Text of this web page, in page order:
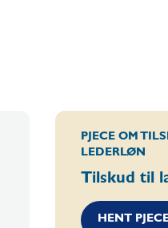
PJECE OM
LEDERLØN
Tilskud til
HENT